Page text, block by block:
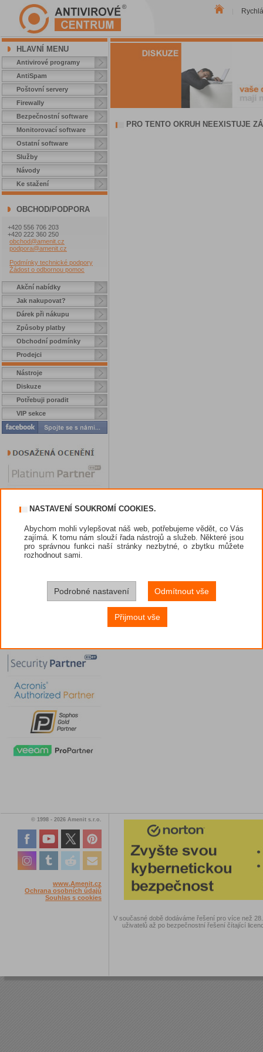
HLAVNÍ MENU
Antivirové programy
AntiSpam
Poštovní servery
Firewally
Bezpečnostní software
Monitorovací software
Ostatní software
Služby
Návody
Ke stažení
OBCHOD/PODPORA
+420 556 706 203
+420 222 360 250
obchod@amenit.cz
podpora@amenit.cz
Podmínky technické podpory
Žádost o odbornou pomoc
Akční nabídky
Jak nakupovat?
Dárek při nákupu
Způsoby platby
Obchodní podmínky
Prodejci
Nástroje
Diskuze
Potřebuji poradit
VIP sekce
PRO TENTO OKRUH NEEXISTUJE
© 1998 - 2026 Amenit s.r.o.
www.Amenit.cz
Ochrana osobních údajů
Souhlas s cookies
V současné době dodáváme řešení pro více než
uživatelů až po bezpečnostní řešení čítající
NASTAVENÍ SOUKROMÍ COOKIES.
Abychom mohli vylepšovat náš web, potřebujeme vědět, co Vás
zajímá. K tomu nám slouží řada nástrojů a služeb. Některé jsou
pro správnou funkci naší stránky nezbytné, o zbytku můžete
rozhodnout sami.
Podrobné nastavení Odmítnout vše
Přijmout vše